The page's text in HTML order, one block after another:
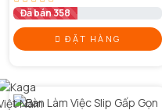
Đã bán 358
ĐẶT HÀNG